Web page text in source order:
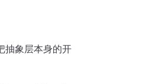
抽象层本身的开